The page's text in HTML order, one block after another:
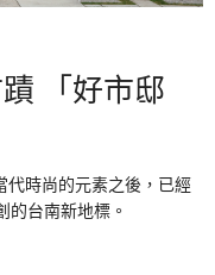
「好市邸
代時尚的元素之後，已經
的台南新地標。